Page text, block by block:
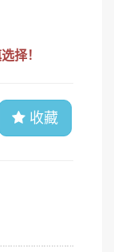
择！
收藏